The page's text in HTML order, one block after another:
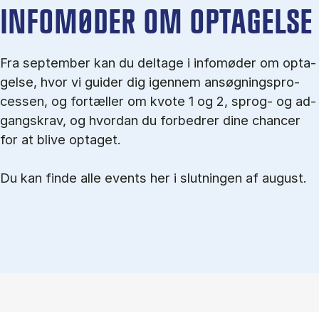
IN­FO­MØ­DER OM OP­TA­GEL­SE
Fra september kan du del­tage i in­fo­mø­der om op­ta­
gel­se, hvor vi gu­i­der dig igen­nem an­søg­nings­pro­
ces­sen, og for­tæl­ler om kvo­te 1 og 2, sprog- og ad­
gangs­krav, og hvordan du forbedrer dine chancer
for at blive optaget.
Du kan finde alle events her i slutningen af august.